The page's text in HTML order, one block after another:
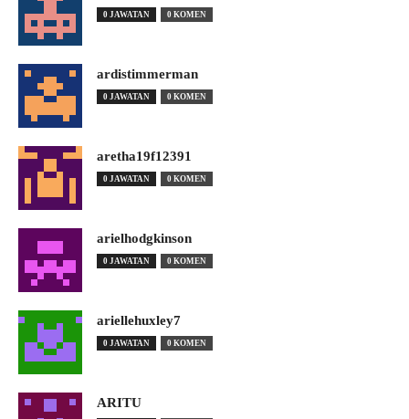
0 JAWATAN 0 KOMEN
ardistimmerman
0 JAWATAN 0 KOMEN
aretha19f12391
0 JAWATAN 0 KOMEN
arielhodgkinson
0 JAWATAN 0 KOMEN
ariellehuxley7
0 JAWATAN 0 KOMEN
ARITU